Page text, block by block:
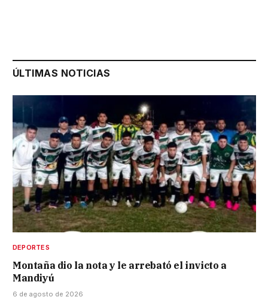
ÚLTIMAS NOTICIAS
DEPORTES
Montaña dio la nota y le arrebató el invicto a
Mandiyú
6 de agosto de 2026